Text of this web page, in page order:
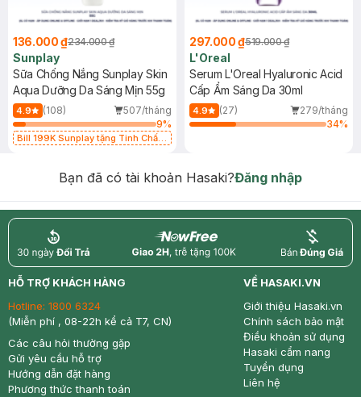
136.000 ₫234.000 ₫
Sunplay
Sữa Chống Nắng Sunplay Skin
Aqua Dưỡng Da Sáng Mịn 55g
4.9 (108)
507/tháng
9%
Bill 199K Sunplay tặng Tinh Chất
297.000 ₫519.000 ₫
L'Oreal
Serum L'Oreal Hyaluronic Acid
Cấp Ẩm Sáng Da 30ml
4.9 (27)
279/tháng
34%
Bạn đã có tài khoản Hasaki?Đăng nhập
return nowfree price
HỖ TRỢ KHÁCH HÀNG
Hotline: 1800 6324
(Miễn phí , 08-22h kể cả T7, CN)
Các câu hỏi thường gặp
Gửi yêu cầu hỗ trợ
Hướng dẫn đặt hàng
Phương thức thanh toán
VỀ HASAKI.VN
Giới thiệu Hasaki.vn
Chính sách bảo mật
Điều khoản sử dụng
Hasaki cẩm nang
Tuyển dụng
Liên hệ